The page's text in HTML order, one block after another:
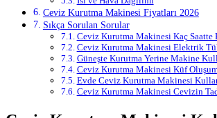
Ceviz Kurutma Makinesi Fiyatları 2026
Sıkça Sorulan Sorular
Ceviz Kurutma Makinesi Kaç Saatte
Ceviz Kurutma Makinesi Elektrik
Güneşte Kurutma Yerine Makine
Ceviz Kurutma Makinesi Küf
Evde Ceviz Kurutma Makinesi
Ceviz Kurutma Makinesi Cevizin